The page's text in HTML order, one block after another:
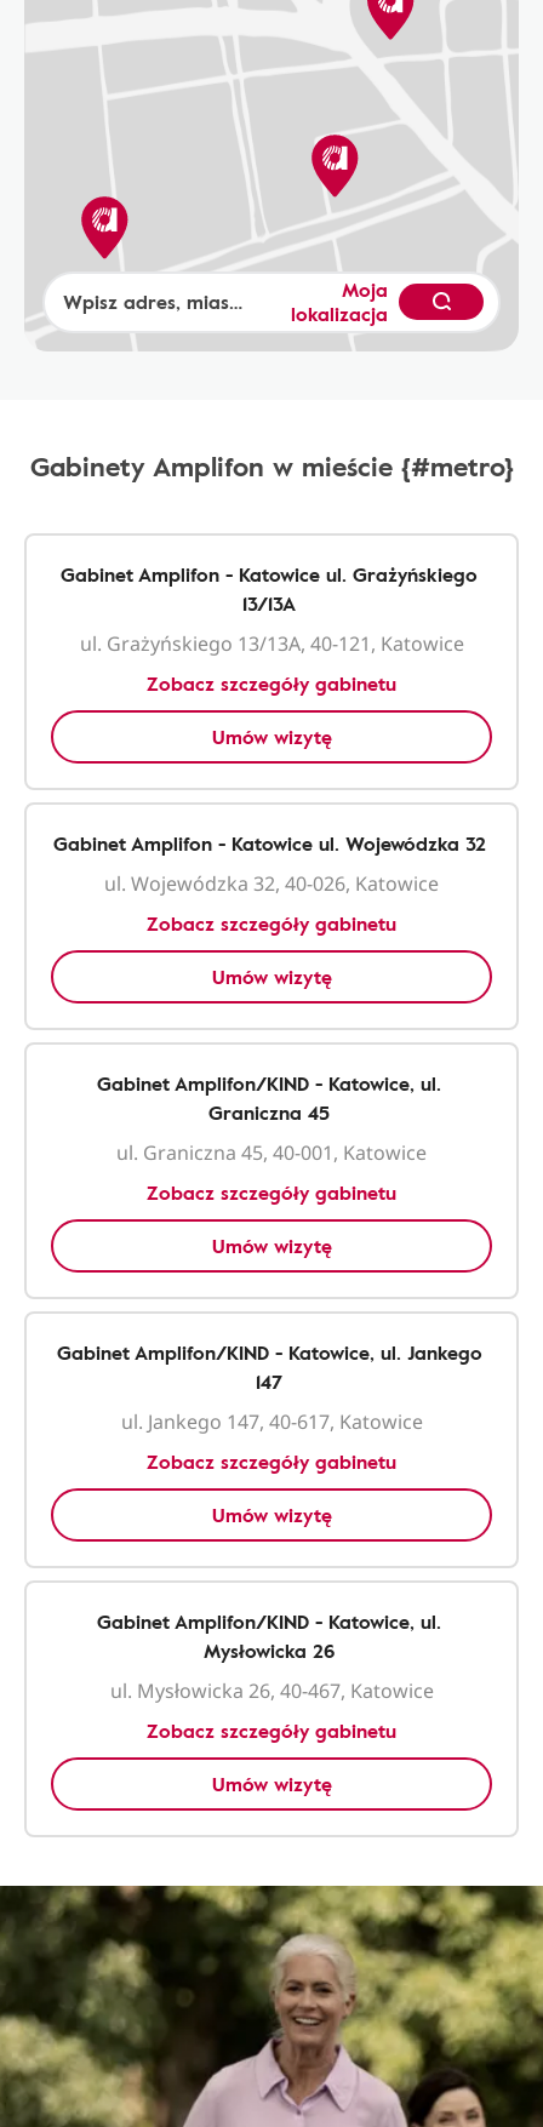
Moja
lokalizacja
Gabinety Amplifon w mieście {#metro}
Gabinet Amplifon - Katowice ul. Grażyńskiego
13/13A
ul. Grażyńskiego 13/13A, 40-121, Katowice
Zobacz szczegóły gabinetu
Umów wizytę
Gabinet Amplifon - Katowice ul. Wojewódzka 32
ul. Wojewódzka 32, 40-026, Katowice
Zobacz szczegóły gabinetu
Umów wizytę
Gabinet Amplifon/KIND - Katowice, ul.
Graniczna 45
ul. Graniczna 45, 40-001, Katowice
Zobacz szczegóły gabinetu
Umów wizytę
Gabinet Amplifon/KIND - Katowice, ul. Jankego
147
ul. Jankego 147, 40-617, Katowice
Zobacz szczegóły gabinetu
Umów wizytę
Gabinet Amplifon/KIND - Katowice, ul.
Mysłowicka 26
ul. Mysłowicka 26, 40-467, Katowice
Zobacz szczegóły gabinetu
Umów wizytę